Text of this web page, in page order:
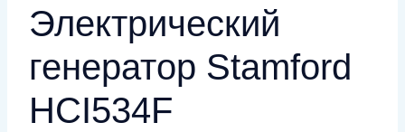
Электрический
генератор Stamford
HCI534F